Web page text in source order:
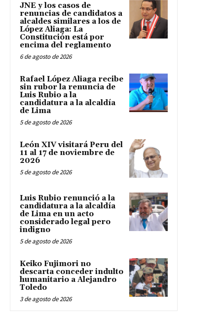
JNE y los casos de
renuncias de candidatos a
alcaldes similares a los de
López Aliaga: La
Constitución está por
encima del reglamento
6 de agosto de 2026
Rafael López Aliaga recibe
sin rubor la renuncia de
Luis Rubio a la
candidatura a la alcaldía
de Lima
5 de agosto de 2026
León XIV visitará Peru del
11 al 17 de noviembre de
2026
5 de agosto de 2026
Luis Rubio renunció a la
candidatura a la alcaldía
de Lima en un acto
considerado legal pero
indigno
5 de agosto de 2026
Keiko Fujimori no
descarta conceder indulto
humanitario a Alejandro
Toledo
3 de agosto de 2026